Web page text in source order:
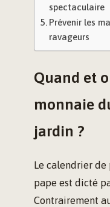
spectaculaire
Prévenir les
ravageurs
Quand et
monnaie
jardin ?
Le calendrier
pape est dicté
Contrairement